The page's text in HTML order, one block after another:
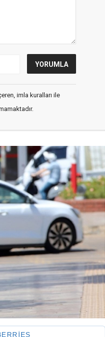
imla kuralları ile